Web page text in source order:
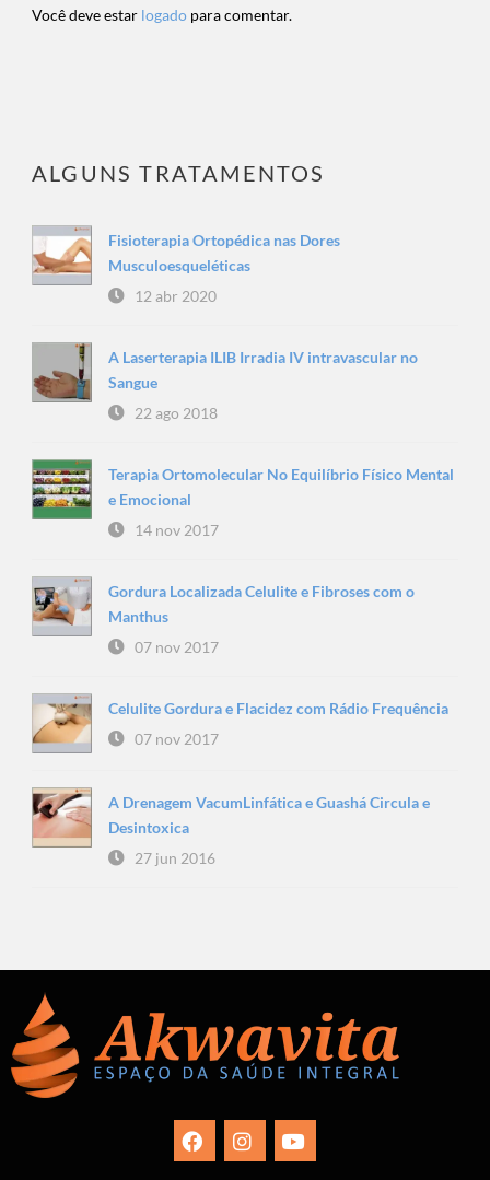
Você deve estar logado para comentar.
ALGUNS TRATAMENTOS
Fisioterapia Ortopédica nas Dores
Musculoesqueléticas
12 abr 2020
A Laserterapia ILIB Irradia IV intravascular no
Sangue
22 ago 2018
Terapia Ortomolecular No Equilíbrio Físico Mental
e Emocional
14 nov 2017
Gordura Localizada Celulite e Fibroses com o
Manthus
07 nov 2017
Celulite Gordura e Flacidez com Rádio Frequência
07 nov 2017
A Drenagem VacumLinfática e Guashá Circula e
Desintoxica
27 jun 2016